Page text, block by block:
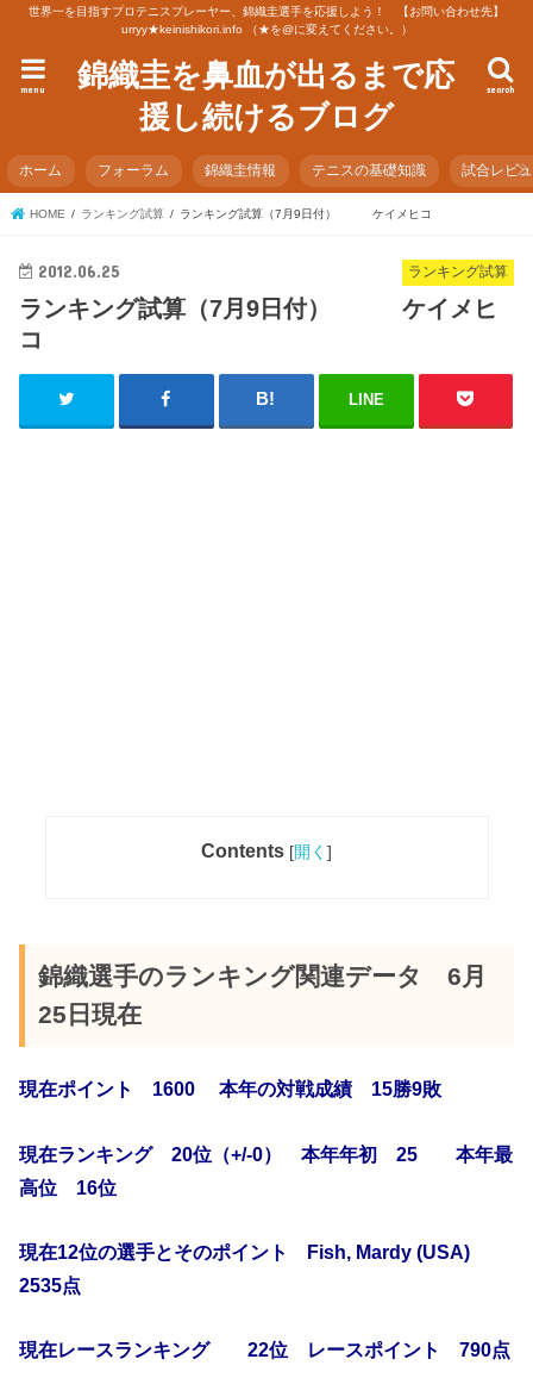
世界一を目指すプロテニスプレーヤー、錦織圭選手を応援しよう！ 【お問い合わせ先】
urryy★keinishikori.info （★を@に変えてください。）
錦織圭を鼻血が出るまで応
援し続けるブログ
search
menu
ホーム フォーラム 錦織圭情報 テニスの基礎知識 試合レビ
HOME ランキング試算 ランキング試算（7月9日付） ケイメヒコ
ランキング試算
2012.06.25
ランキング試算（7月9日付） ケイメヒ
コ
LINE
Contents [開く ]
錦織選手のランキング関連データ 6月
25日現在
現在ポイント 1600 本年の対戦成績 15勝9敗
現在ランキング 20位（+/-0） 本年年初 25 本年最
高位 16位
現在12位の選手とそのポイント Fish, Mardy (USA)
2535点
現在レースランキング 22位 レースポイント 790点